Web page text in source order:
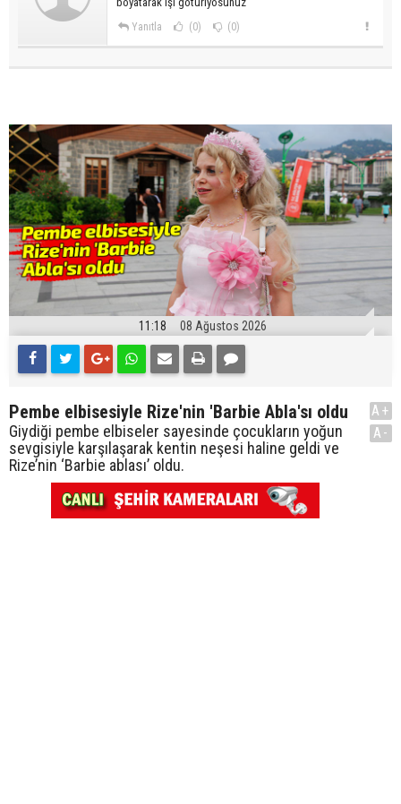
Yanıtla (0) (0)
11:18 08 Ağustos 2026
Pembe elbisesiyle Rize'nin 'Barbie Abla'sı oldu
Giydiği pembe elbiseler sayesinde çocukların yoğun
sevgisiyle karşılaşarak kentin neşesi haline geldi ve
Rize’nin ‘Barbie ablası’ oldu.
A+
A-